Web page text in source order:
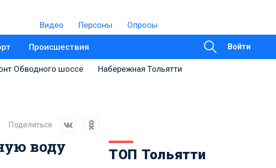
Видео Персоны Опросы
Происшествия Войти
Обводного шоссе
Набережная Тольятти
Поделиться
воду ТОП Тольятти